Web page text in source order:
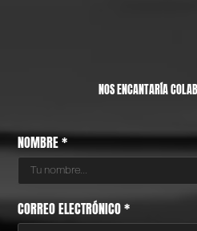
NOS ENCANTARÍA
NOMBRE *
CORREO ELECTRÓNICO *